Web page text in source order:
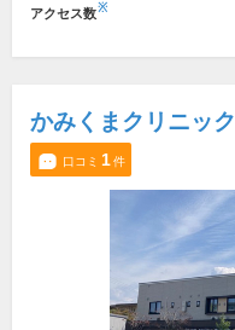
アクセス数※
かみくまクリニック
口コミ 1件